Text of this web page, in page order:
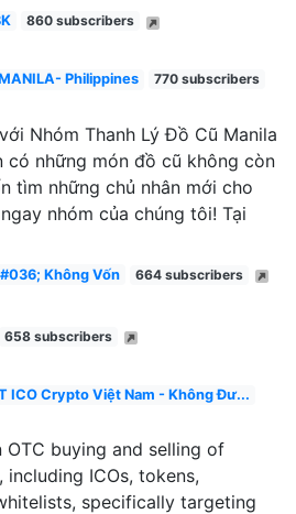
860 subscribers
Philippines 770 subscribers
Nhóm Thanh Lý Đồ Cũ Manila
có những món đồ cũ không còn
tìm những chủ nhân mới cho
nhóm của chúng tôi! Tại
Không Vốn 664 subscribers
658 subscribers
ICO Crypto Việt Nam - Không Đư...
buying and selling of
ICOs, tokens,
specifically targeting